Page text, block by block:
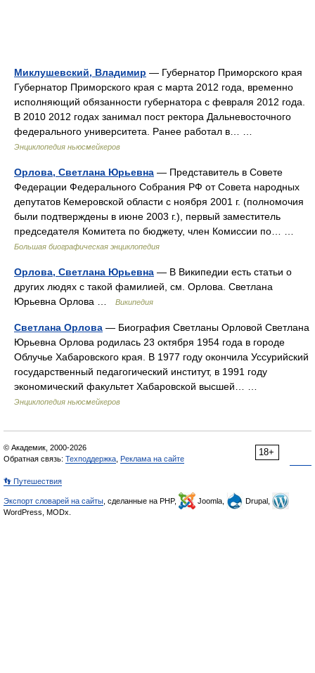
Миклушевский, Владимир — Губернатор Приморского края
Губернатор Приморского края с марта 2012 года, временно
исполняющий обязанности губернатора с февраля 2012 года.
В 2010 2012 годах занимал пост ректора Дальневосточного
федерального университета. Ранее работал в… …
Энциклопедия ньюсмейкеров
Орлова, Светлана Юрьевна — Представитель в Совете
Федерации Федерального Собрания РФ от Совета народных
депутатов Кемеровской области с ноября 2001 г. (полномочия
были подтверждены в июне 2003 г.), первый заместитель
председателя Комитета по бюджету, член Комиссии по… …
Большая биографическая энциклопедия
Орлова, Светлана Юрьевна — В Википедии есть статьи о
других людях с такой фамилией, см. Орлова. Светлана
Юрьевна Орлова …
Википедия
Светлана Орлова — Биография Светланы Орловой Светлана
Юрьевна Орлова родилась 23 октября 1954 года в городе
Облучье Хабаровского края. В 1977 году окончила Уссурийский
государственный педагогический институт, в 1991 году
экономический факультет Хабаровской высшей… …
Энциклопедия ньюсмейкеров
18+
© Академик, 2000-2026
Обратная связь: Техподдержка Реклама на сайте
👣 Путешествия
Экспорт словарей на сайты , сделанные на PHP, Joomla,
Drupal,
WordPress, MODx.